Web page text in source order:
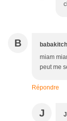
B
miam
peut me
Répondre
J